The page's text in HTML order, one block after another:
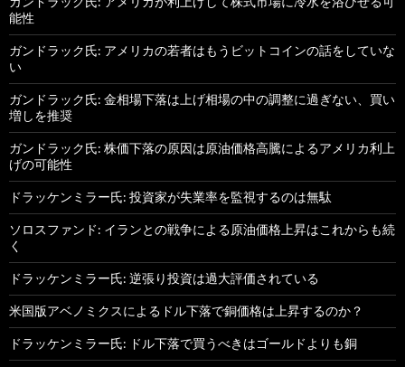
能性
ガンドラック氏: アメリカの若者はもうビットコインの話をしていな
い
ガンドラック氏: 金相場下落は上げ相場の中の調整に過ぎない、買い
増しを推奨
ガンドラック氏: 株価下落の原因は原油価格高騰によるアメリカ利上
げの可能性
ドラッケンミラー氏: 投資家が失業率を監視するのは無駄
ソロスファンド: イランとの戦争による原油価格上昇はこれからも続
く
ドラッケンミラー氏: 逆張り投資は過大評価されている
米国版アベノミクスによるドル下落で銅価格は上昇するのか？
ドラッケンミラー氏: ドル下落で買うべきはゴールドよりも銅